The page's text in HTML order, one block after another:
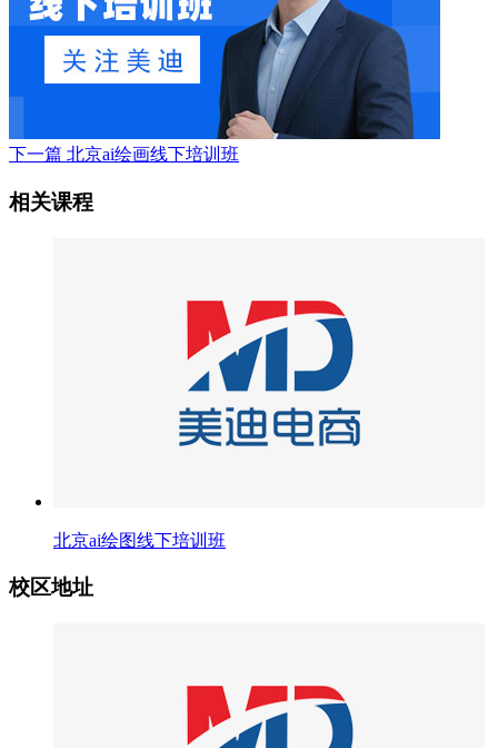
下一篇 北京ai绘画线下培训班
相关课程
北京ai绘图线下培训班
校区地址